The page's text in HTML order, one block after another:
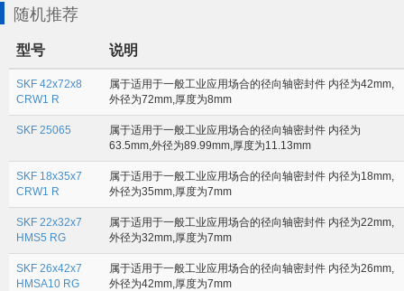
随机推荐
型号 说明
SKF 42x72x8
CRW1 R
属于适用于一般工业应用场合的径向轴密封件 内径为42mm,
外径为72mm,厚度为8mm
SKF 25065
属于适用于一般工业应用场合的径向轴密封件 内径为
63.5mm,外径为89.99mm,厚度为11.13mm
SKF 18x35x7
CRW1 R
属于适用于一般工业应用场合的径向轴密封件 内径为18mm,
外径为35mm,厚度为7mm
SKF 22x32x7
HMS5 RG
属于适用于一般工业应用场合的径向轴密封件 内径为22mm,
外径为32mm,厚度为7mm
SKF 26x42x7
HMSA10 RG
属于适用于一般工业应用场合的径向轴密封件 内径为26mm,
外径为42mm,厚度为7mm